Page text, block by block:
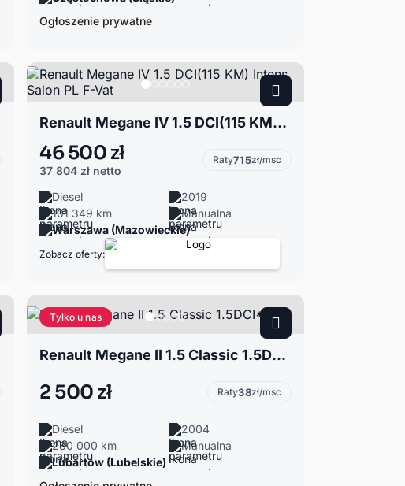
Ogłoszenie prywatne
Renault Megane IV 1.5 DCI(115 KM) Intens Salon PL F-Vat
46 500 zł
37 804 zł netto
Raty715zł/msc
Diesel
2019
101 349 km
Manualna
Warszawa (Mazowieckie)
Zobacz oferty:
Tylko u nas
Renault Megane II 1.5 Classic 1.5DCI**
2 500 zł Raty38zł/msc
Diesel
2004
280 000 km
Manualna
Lubartów (Lubelskie)